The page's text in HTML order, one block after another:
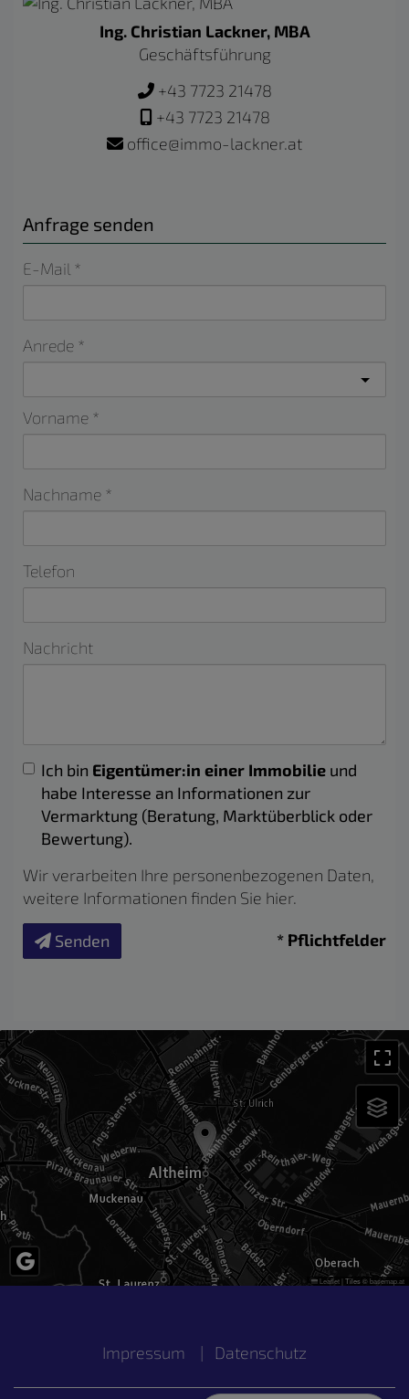
Ing. Christian Lackner, MBA
Geschäftsführung
+43 7723 21478
+43 7723 21478
office@immo-lackner.at
Anfrage senden
E-Mail
Anrede
Vorname
Nachname
Telefon
Nachricht
Ich bin Eigentümer:in einer Immobilie und
habe Interesse an Informationen zur
Vermarktung (Beratung, Marktüberblick oder
Bewertung).
Wir verarbeiten Ihre personenbezogenen Daten,
weitere Informationen finden Sie hier.
Senden * Pflichtfelder
Leaflet| Tiles ©basemap.at
Impressum | Datenschutz